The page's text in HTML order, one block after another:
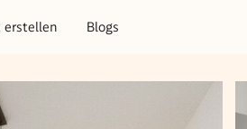
erstellen Blogs